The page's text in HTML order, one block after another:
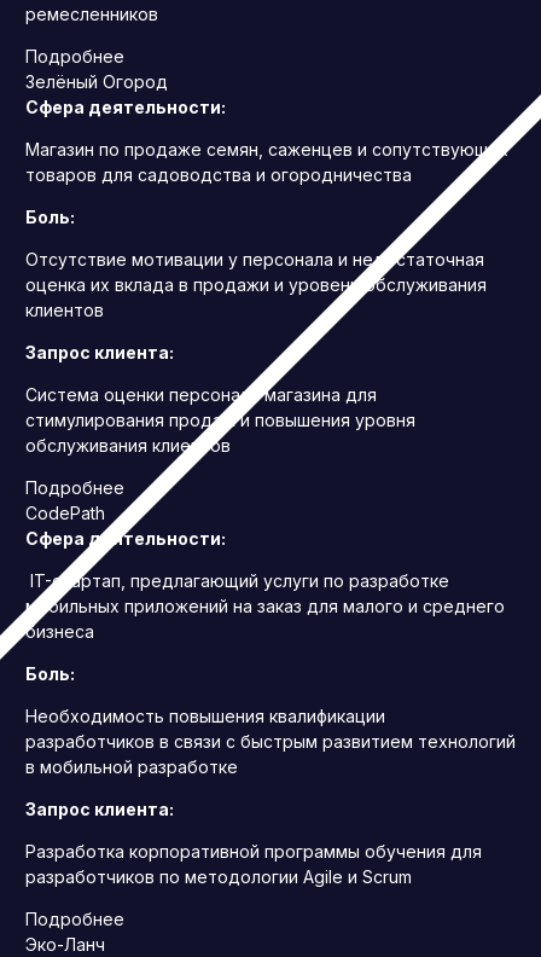
ремесленников
Подробнее
Зелёный Огород
Сфера деятельности:
Магазин по продаже семян, саженцев и сопутствующих
товаров для садоводства и огородничества
Боль:
Отсутствие мотивации у персонала и недостаточная
оценка их вклада в продажи и уровень обслуживания
клиентов
Запрос клиента:
Система оценки персонала магазина для
стимулирования продаж и повышения уровня
обслуживания клиентов
Подробнее
CodePath
Сфера деятельности:
IT-стартап, предлагающий услуги по разработке
мобильных приложений на заказ для малого и среднего
бизнеса
Боль:
Необходимость повышения квалификации
разработчиков в связи с быстрым развитием технологий
в мобильной разработке
Запрос клиента:
Разработка корпоративной программы обучения для
разработчиков по методологии Agile и Scrum
Подробнее
Эко-Ланч